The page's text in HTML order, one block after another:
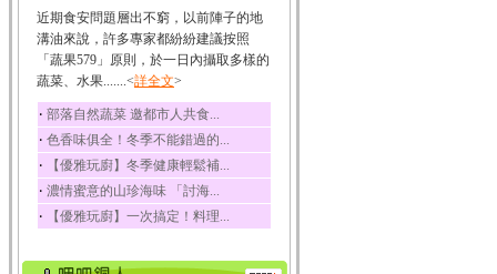
冬瓜
冬瓜營養價值高，鈉含
量極低是水腫病人的...
豆豉
豆豉裡頭含有營養的蛋
白質、脂肪、鈣、磷...
榛果
榛果裡所含的營養素有
蛋白質、脂肪、醣類...
迷迭香
酸、迷迭香酸、植物...
近期食安問題層出不窮，以前陣子的地
溝油來說，許多專家都紛紛建議按照
「蔬果579」原則，於一日內攝取多樣的
蔬菜、水果.......<詳全文>
‧ 部落自然蔬菜 邀都市人共食...
‧ 色香味俱全！冬季不能錯過的...
‧ 【優雅玩廚】冬季健康輕鬆補...
‧ 濃情蜜意的山珍海味 「討海...
‧ 【優雅玩廚】一次搞定！料理...